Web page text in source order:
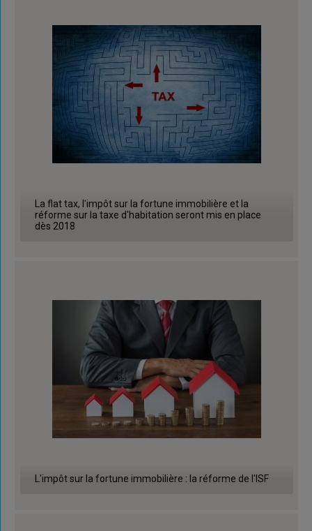
La flat tax, l'impôt sur la fortune immobilière et la
réforme sur la taxe d'habitation seront mis en place
dès 2018
L'impôt sur la fortune immobilière : la réforme de l'ISF